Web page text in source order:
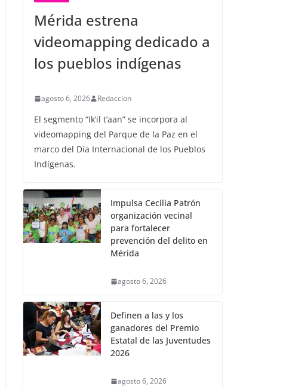
Mérida estrena
videomapping dedicado a
los pueblos indígenas
agosto 6, 2026 Redaccion
El segmento “Ik’il t’aan” se incorpora al
videomapping del Parque de la Paz en el
marco del Día Internacional de los Pueblos
Indígenas.
Impulsa Cecilia Patrón
organización vecinal
para fortalecer
prevención del delito en
Mérida
agosto 6, 2026
Definen a las y los
ganadores del Premio
Estatal de las Juventudes
2026
agosto 6, 2026